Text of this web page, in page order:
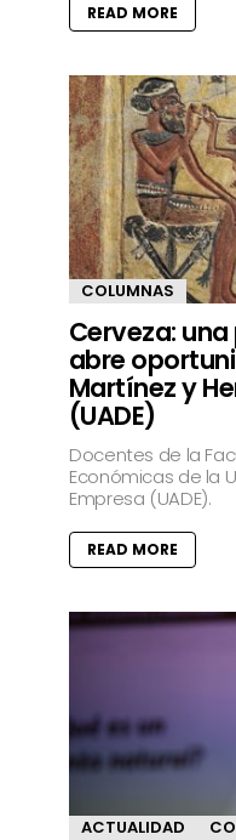
READ MORE
COLUMNAS
Cerveza:
abre
Martínez y
(UADE)
Docentes de la
Económicas de la
Empresa (UADE).
READ MORE
ACTUALIDAD